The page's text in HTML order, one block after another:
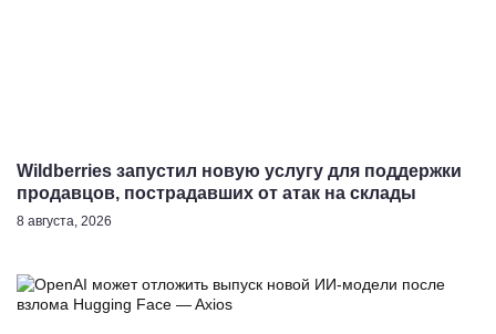
Wildberries запустил новую услугу для поддержки
продавцов, пострадавших от атак на склады
8 августа, 2026